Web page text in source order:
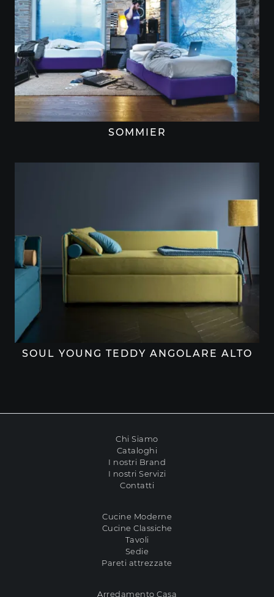
SOMMIER
SOUL YOUNG TEDDY ANGOLARE ALTO
Chi Siamo
Cataloghi
I nostri Brand
I nostri Servizi
Contatti
Cucine Moderne
Cucine Classiche
Tavoli
Sedie
Pareti attrezzate
Arredamento Casa